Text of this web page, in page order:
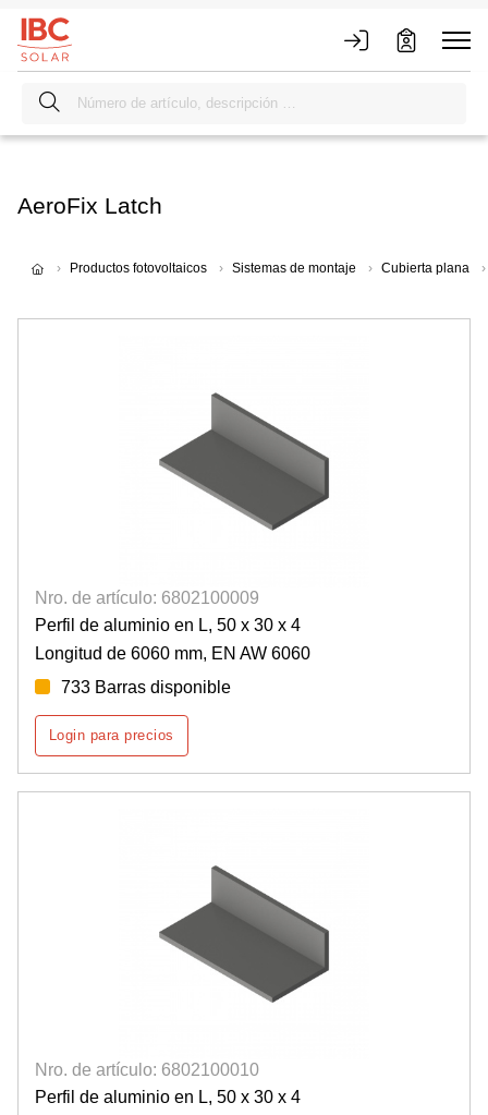
AeroFix Latch
Productos fotovoltaicos Sistemas de montaje Cubierta plana
Nro. de artículo: 6802100009
Perfil de aluminio en L, 50 x 30 x 4
Longitud de 6060 mm, EN AW 6060
733 Barras disponible
Login para precios
Nro. de artículo: 6802100010
Perfil de aluminio en L, 50 x 30 x 4